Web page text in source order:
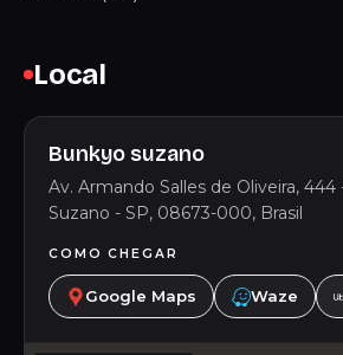
Local
Bunkyo suzano
Av. Armando Salles de Oliveira,
Suzano - SP, 08673-000, Brasil
COMO CHEGAR
Google Maps Waze